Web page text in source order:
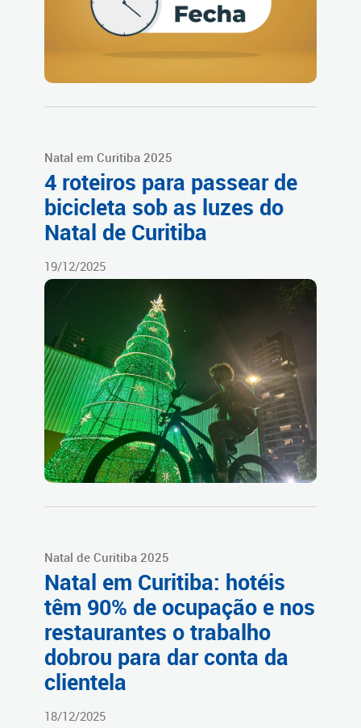
Natal em Curitiba 2025
4 roteiros para passear de
bicicleta sob as luzes do
Natal de Curitiba
19/12/2025
Natal de Curitiba 2025
Natal em Curitiba: hotéis
têm 90% de ocupação e nos
restaurantes o trabalho
dobrou para dar conta da
clientela
18/12/2025